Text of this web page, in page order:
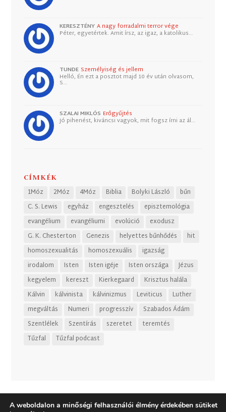
KERESZTÉNY A nagy forradalmi terror vége
Péter, egyetértek. Amit írsz, az igaz, a katolikus…
TUNDE Személyiség és jellem
Helló, Én ezt a posztot majd 10 év után olvasom,
S…
SZALAI MIKLÓS Erőgyűjtés
Jó pihenést, kiváncsi vagyok, mit fogsz írni az ál…
CÍMKÉK
1Móz 2Móz 4Móz Biblia Bolyki László
bűn
C. S. Lewis
egyház engesztelés
episztemológia
evangélium
evangéliumi evolúció
exodusz
G. K. Chesterton
Genezis helyettes bűnhődés
hit
homoszexualitás
homoszexuális
igazság
irodalom
Isten Isten igéje Isten országa
Jézus
kegyelem
kereszt Kierkegaard
Krisztus halála
Kálvin
kálvinista kálvinizmus Leviticus
Luther
megváltás
Numeri progresszív
Szabados Ádám
Szentlélek
Szentírás szeretet
teremtés
Tűzfal
Tűzfal podcast
A weboldalon a minőségi felhasználói élmény érdekében sütiket